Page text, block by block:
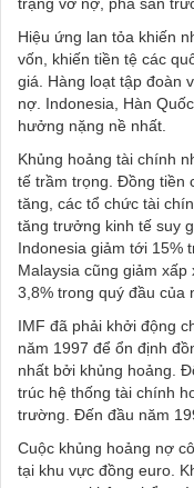
Hiệu ứng lan tỏa khiến
vốn, khiến tiền tệ các
giá. Hàng loạt tập đoàn
nợ. Indonesia, Hàn
hưởng nặng nề nhất.
Khủng hoảng tài chính
tế trầm trọng. Đồng tiền
tăng, các tổ chức tài
tăng trưởng kinh tế suy
Indonesia giảm tới 15%
Malaysia cũng giảm xấp
3,8% trong quý đầu của
IMF đã phải khởi động
năm 1997 để ổn định
nhất bởi khủng hoảng.
trúc hệ thống tài chính
trường. Đến đầu năm
Cuộc khủng hoảng nợ
tại khu vực đồng euro .